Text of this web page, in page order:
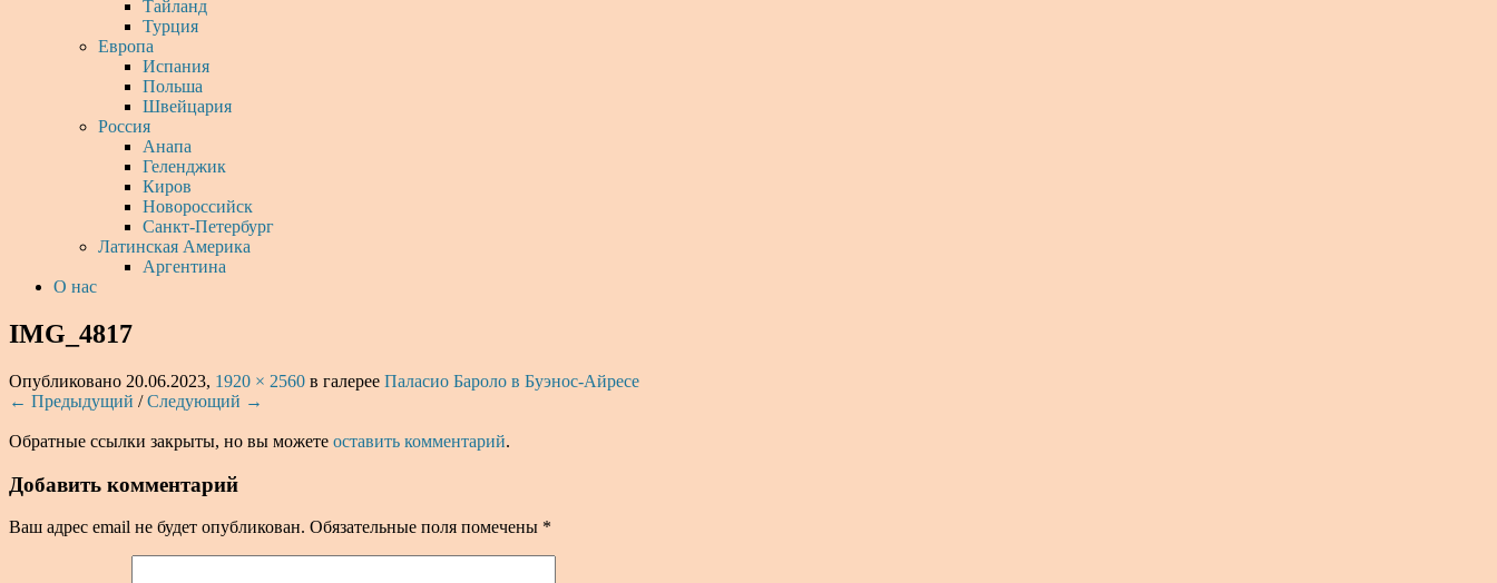
Тайланд
Турция
Европа
Испания
Польша
Швейцария
Россия
Анапа
Геленджик
Киров
Новороссийск
Санкт-Петербург
Латинская Америка
Аргентина
О нас
IMG_4817
Опубликовано 20.06.2023, 1920 × 2560 в галерее Паласио Бароло в Буэнос-Айресе
← Предыдущий /Следующий →
Обратные ссылки закрыты, но вы можете оставить комментарий.
Добавить комментарий
Ваш адрес email не будет опубликован. Обязательные поля помечены *